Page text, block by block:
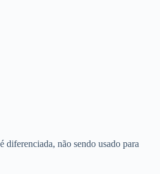
diferenciada, não sendo usado para